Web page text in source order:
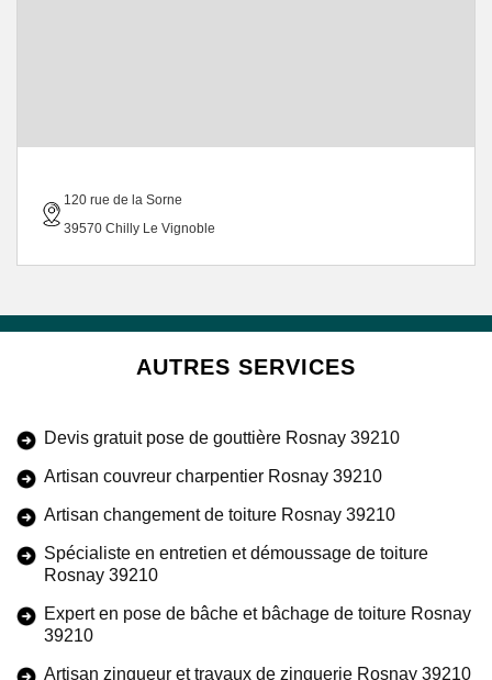
120 rue de la Sorne
39570 Chilly Le Vignoble
AUTRES SERVICES
Devis gratuit pose de gouttière Rosnay 39210
Artisan couvreur charpentier Rosnay 39210
Artisan changement de toiture Rosnay 39210
Spécialiste en entretien et démoussage de toiture
Rosnay 39210
Expert en pose de bâche et bâchage de toiture Rosnay
39210
Artisan zingueur et travaux de zinguerie Rosnay 39210